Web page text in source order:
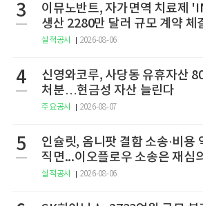
3
이뮤노반트, 자가면역 치료제
생산 2280만 달러 규모 계약 체
실적공시 2026-08-06
4
신영와코루, 사당동 유휴자산
처분…현금성 자산 늘린다
주요공시 2026-08-07
5
인슐릿, 옴니팟 결함 소송·비용
직면...이오플로우 소송은 재심
구
실적공시 2026-08-06